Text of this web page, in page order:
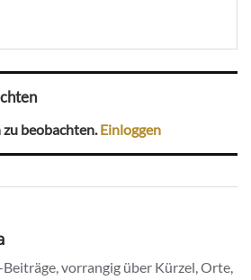
zu beobachten. Einloggen
vorrangig über Kürzel, Orte,